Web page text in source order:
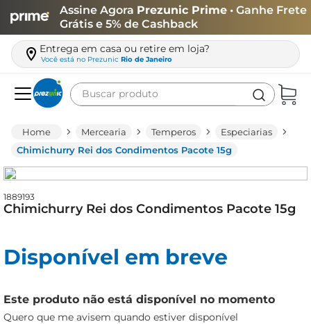
Assine Agora Prezunic Prime • Ganhe Frete
Grátis e 5% de Cashback
Entrega em casa ou retire em loja?
Você está no Prezunic Rio de Janeiro
Buscar produto
Mercearia Temperos
Especiarias
Chimichurry Rei dos Condimentos Pacote 15g
1889193
Chimichurry Rei dos Condimentos Pacote 15g
Disponível em breve
Este produto não está disponível no momento
Quero que me avisem quando estiver disponível
leite
queijo
biscoito